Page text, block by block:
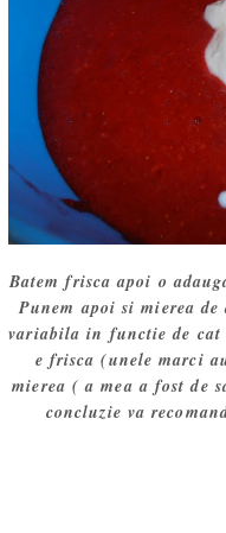
Batem frisca apoi o
Punem apoi si mierea
variabila in functie de cat
e frisca (unele marci
mierea ( a mea a fost de
concluzie va